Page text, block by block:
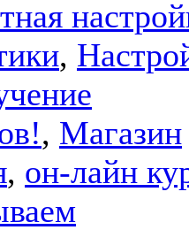
,
, Магазин
, он-лайн